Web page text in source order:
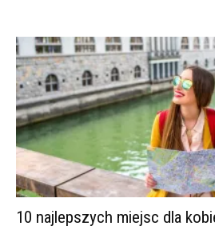
10 najlepszych miejsc dla